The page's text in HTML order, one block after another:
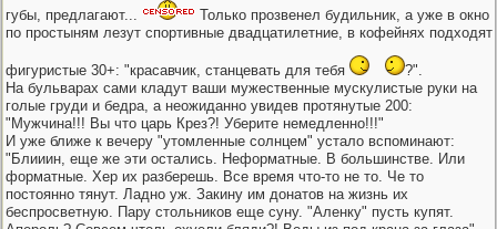
губы, предлагают...
Только прозвенел будильник, а уже в окно
по простыням лезут спортивные двадцатилетние, в кофейнях подходят
фигуристые 30+: "красавчик, станцевать для тебя
?".
На бульварах сами кладут ваши мужественные мускулистые руки на
голые груди и бедра, а неожиданно увидев протянутые 200:
"Мужчина!!! Вы что царь Крез?! Уберите немедленно!!!"
И уже ближе к вечеру "утомленные солнцем" устало вспоминают:
"Блииин, еще же эти остались. Неформатные. В большинстве. Или
форматные. Хер их разберешь. Все время что-то не то. Че то
постоянно тянут. Ладно уж. Закину им донатов на жизнь их
беспросветную. Пару стольников еще суну. "Аленку" пусть купят.